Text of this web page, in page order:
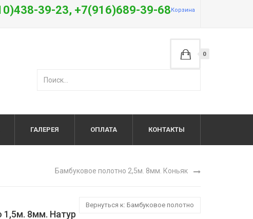
Корзина
39-23, +7(916)689-39-68
0
ГАЛЕРЕЯ ОПЛАТА КОНТАКТЫ
Бамбуковое полотно 2,5м. 8мм. Коньяк
Вернуться к: Бамбуковое полотно
1,5м. 8мм. Натур